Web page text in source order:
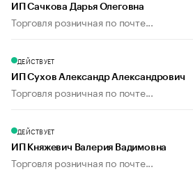
ИП Сачкова Дарья Олеговна
Торговля розничная по почте...
ДЕЙСТВУЕТ
ИП Сухов Александр Александрович
Торговля розничная по почте...
ДЕЙСТВУЕТ
ИП Княжевич Валерия Вадимовна
Торговля розничная по почте...